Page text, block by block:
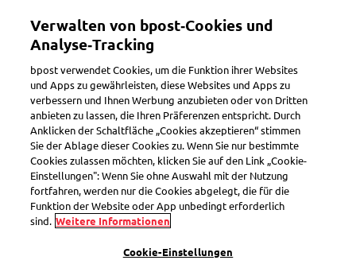
Toggle navigation
Search
bpaid
Verwalten von bpost‑Cookies und
Analyse‑Tracking
bpost verwendet Cookies, um die Funktion ihrer Websites
und Apps zu gewährleisten, diese Websites und Apps zu
verbessern und Ihnen Werbung anzubieten oder von Dritten
anbieten zu lassen, die Ihren Präferenzen entspricht. Durch
Anklicken der Schaltfläche „Cookies akzeptieren“ stimmen
Sie der Ablage dieser Cookies zu. Wenn Sie nur bestimmte
Cookies zulassen möchten, klicken Sie auf den Link „Cookie-
Einstellungen": Wenn Sie ohne Auswahl mit der Nutzung
fortfahren, werden nur die Cookies abgelegt, die für die
Funktion der Website oder App unbedingt erforderlich
sind. Weitere Informationen
Cookie-Einstellungen